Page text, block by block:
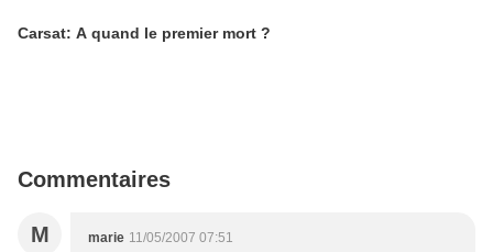
Carsat: A quand le premier mort ?
Commentaires
M marie 11/05/2007 07:51